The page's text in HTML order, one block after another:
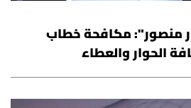
منصور": مكافحة خطاب
الحوار والعطاء